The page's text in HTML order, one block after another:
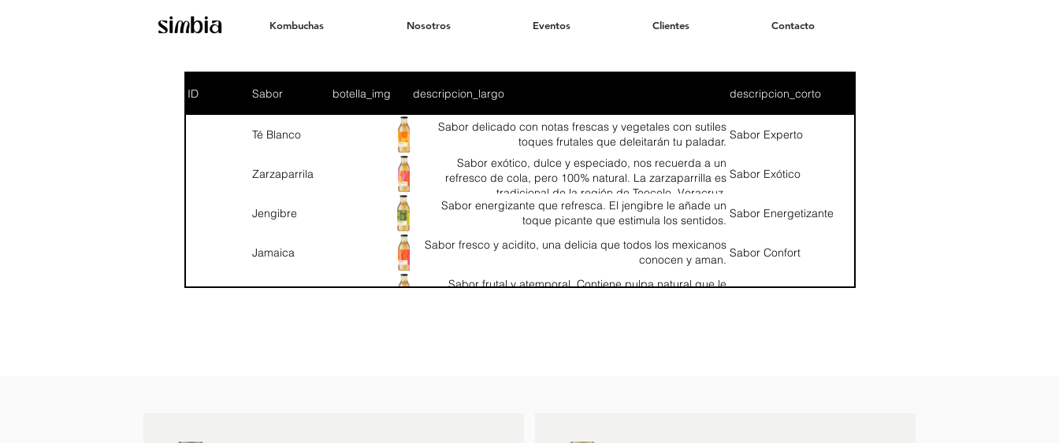
Kombuchas Nosotros Eventos Clientes Contacto
ID Sabor botella_img descripcion_largo descripcion_corto
Té Blanco
Sabor delicado con notas frescas y vegetales con sutiles
toques frutales que deleitarán tu paladar.
Sabor Experto
Zarzaparrila
Sabor exótico, dulce y especiado, nos recuerda a un
refresco de cola, pero 100% natural. La zarzaparrilla es
tradicional de la región de Teocelo, Veracruz.
Sabor Exótico
Jengibre
Sabor energizante que refresca. El jengibre le añade un
toque picante que estimula los sentidos.
Sabor Energetizante
Jamaica
Sabor fresco y acidito, una delicia que todos los mexicanos
conocen y aman.
Sabor Confort
Guayaba
Sabor frutal y atemporal. Contiene pulpa natural que le
Sabor Frutal